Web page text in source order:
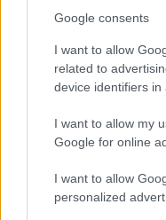
Google consents
I want to allow
related to
device identifiers in
I want to allow my
Google for online
I want to allow
personalized